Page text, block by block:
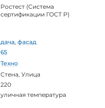
Ростест (Система
сертификации ГОСТ Р)
дача, фасад
65
Техно
Стена, Улица
220
уличная температура